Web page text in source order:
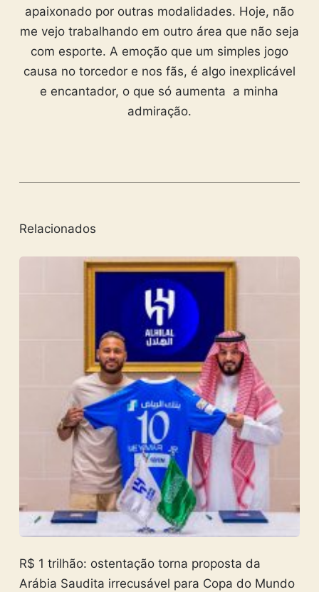
apaixonado por outras modalidades. Hoje, não
me vejo trabalhando em outro área que não seja
com esporte. A emoção que um simples jogo
causa no torcedor e nos fãs, é algo inexplicável
e encantador, o que só aumenta a minha
admiração.
Relacionados
R$ 1 trilhão: ostentação torna proposta da
Arábia Saudita irrecusável para Copa do Mundo